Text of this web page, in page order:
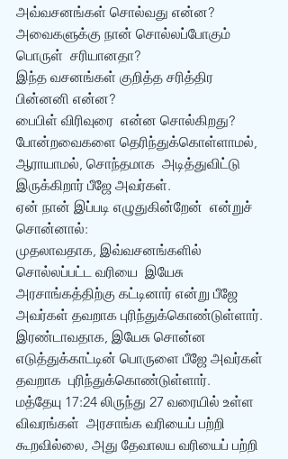
அவ்வசனங்கள் சொல்வது என்ன?
அவைகளுக்கு நான் சொல்லப்போகும்
பொருள்  சரியானதா?
இந்த வசனங்கள் குறித்த சரித்திர
பின்னனி என்ன?
பைபிள் விரிவுரை  என்ன சொல்கிறது?
போன்றவைகளை தெரிந்துக்கொள்ளாமல்,
ஆராயாமல், சொந்தமாக  அடித்துவிட்டு
இருக்கிறார் பீஜே அவர்கள்.
ஏன் நான் இப்படி எழுதுகின்றேன்  என்றுச்
சொன்னால்:
முதலாவதாக, இவ்வசனங்களில்
சொல்லப்பட்ட‌ வரியை  இயேசு
அரசாங்கத்திற்கு கட்டினார் என்று பீஜே
அவர்கள் தவறாக புரிந்துக்கொண்டுள்ளார்.
இரண்டாவதாக‌, இயேசு சொன்ன
எடுத்துக்காட்டின் பொருளை பீஜே அவர்கள்
தவறாக  புரிந்துக்கொண்டுள்ளார்.
மத்தேயு 17:24 லிருந்து 27 வரையில் உள்ள
விவரங்கள்  அரசாங்க வரியைப் பற்றி
கூறவில்லை, அது தேவாலய வரியைப் பற்றி